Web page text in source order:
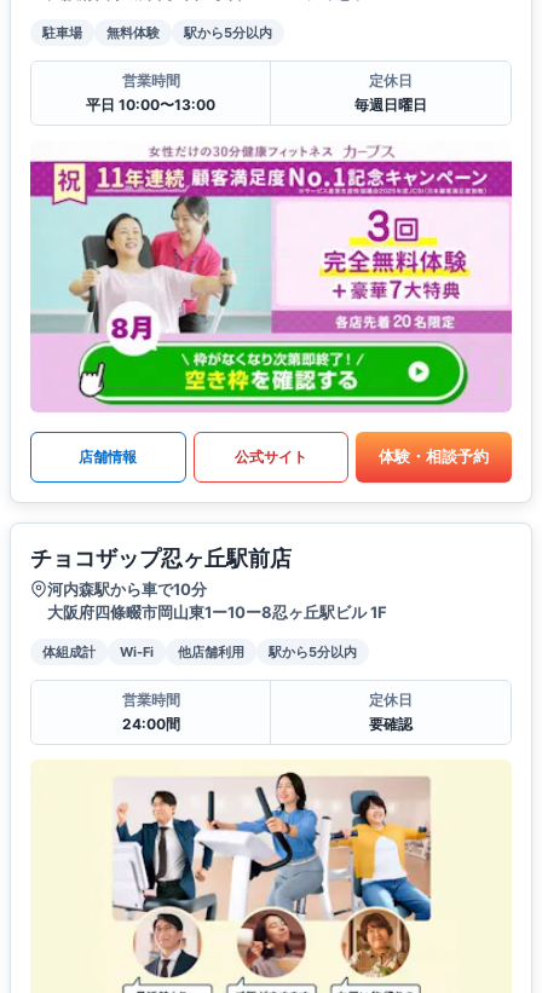
駐車場 無料体験 駅から5分以内
営業時間
平日 10:00〜13:00
定休日
毎週日曜日
店舗情報 公式サイト 体験・相談予約
チョコザップ忍ヶ丘駅前店
河内森駅から車で10分
大阪府四條畷市岡山東1ー10ー8忍ヶ丘駅ビル 1F
体組成計 Wi-Fi 他店舗利用 駅から5分以内
営業時間
24:00間
定休日
要確認